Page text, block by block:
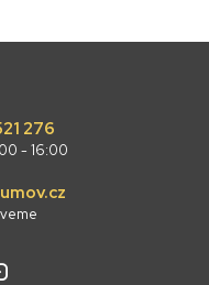
276
- 16:00